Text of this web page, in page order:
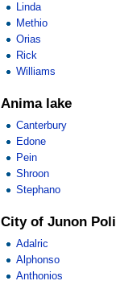
Linda
Methio
Orias
Rick
Williams
Anima lake
Canterbury
Edone
Pein
Shroon
Stephano
City of Junon
Adalric
Alphonso
Anthonios